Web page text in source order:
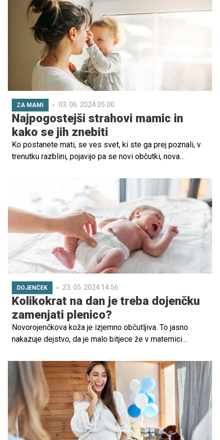
prihajajočega dojenčka.
ZA MAMI 03. 06. 2024 05.00
Najpogostejši strahovi mamic in
kako se jih znebiti
Ko postanete mati, se ves svet, ki ste ga prej poznali, v
trenutku razblini, pojavijo pa se novi občutki, nova
razumete lastne starše in njihove strahove.
DOJENČEK 23. 05. 2024 14.56
Kolikokrat na dan je treba dojenčku
zamenjati plenico?
Novorojenčkova koža je izjemno občutljiva. To jasno
nakazuje dejstvo, da je malo bitjece že v maternici
imenovano vernix. Ta začne nastajati proti koncu drugega
trimesečja nosečnosti in med drugim služi kot naravni
vlažilec ter ščiti pred bakterijskimi okužbami. Po rojstvu
skrb za nego njegove občutljive kože prevzameta
novopečena starša. Posebno pozornost je treba nameniti
zlasti izbiri plenic, ki bodo dojenčku najbolj odgovarjale in
ne bodo dopuščale pojava pleničnega izpuščaja. Naloga